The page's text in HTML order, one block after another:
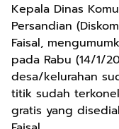
Kepala Dinas
Persandian
Faisal,
pada Rabu (14/1/
desa/kelurahan
titik sudah
gratis yang